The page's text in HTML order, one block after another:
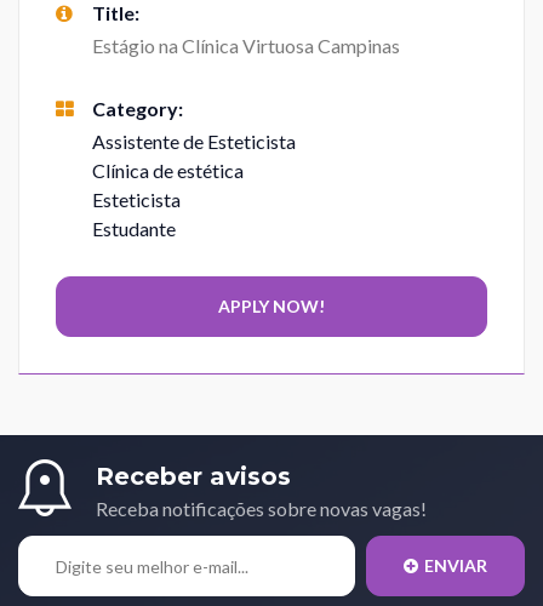
Title:
Estágio na Clínica Virtuosa Campinas
Category:
Assistente de Esteticista
Clínica de estética
Esteticista
Estudante
Receber avisos
Receba notificações sobre novas vagas!
ENVIAR